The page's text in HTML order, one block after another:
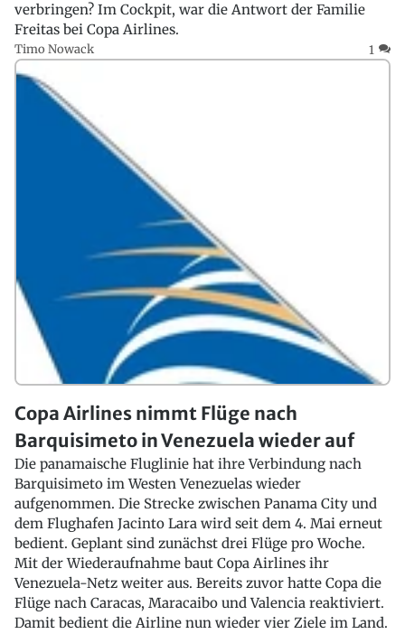
verbringen? Im Cockpit, war die Antwort der Familie
Freitas bei Copa Airlines.
Timo Nowack 1
Copa Airlines nimmt Flüge nach
Barquisimeto in Venezuela wieder auf
Die panamaische Fluglinie hat ihre Verbindung nach
Barquisimeto im Westen Venezuelas wieder
aufgenommen. Die Strecke zwischen Panama City und
dem Flughafen Jacinto Lara wird seit dem 4. Mai erneut
bedient. Geplant sind zunächst drei Flüge pro Woche.
Mit der Wiederaufnahme baut Copa Airlines ihr
Venezuela-Netz weiter aus. Bereits zuvor hatte Copa die
Flüge nach Caracas, Maracaibo und Valencia reaktiviert.
Damit bedient die Airline nun wieder vier Ziele im Land.